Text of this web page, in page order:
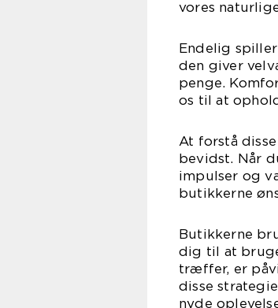
vores
Endelig
den giver
penge.
os til at
At forstå
bevidst. Når
impulser og
butikkerne
Butikkerne
dig til at
træffer, er
disse
nyde